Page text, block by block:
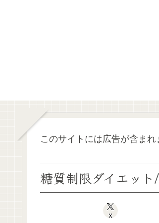
このサイトには広告が含まれ
糖質制限ダイエッ
X